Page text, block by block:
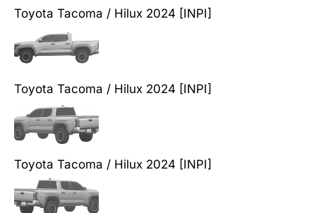
Toyota Tacoma / Hilux 2024 [INPI]
Toyota Tacoma / Hilux 2024 [INPI]
Toyota Tacoma / Hilux 2024 [INPI]